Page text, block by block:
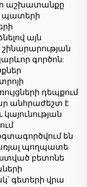
աշխատանքը
պատերի
այն
գործոն:
դեպքում
անհրաժեշտ է
են
պողպատե
բետոնե
գետերի վրա